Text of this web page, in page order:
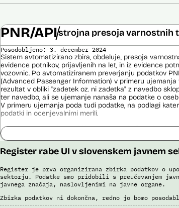
PNR/APIstrojna presoja varnostnih
Posodobljeno: 3. december 2024
Sistem avtomatizirano zbira, obdeluje, presoja
evidence potnikov, prijavljenih na let, in iz evidence
vozovnic. Po avtomatiziranem preverjanju podatkov
(Advanced Passenger Information) v primeru
rezultat v obliki "zadetek oz. ni zadetka" z navedbo
ter navedbo, ali se ujemanje nanaša na podatke o
V primeru ujemanja poda tudi podatke, na podlagi
podatki in ocenjevalnimi merili.
Ocenjevalna merila so oblikovana z analitično
indikatorji tveganja, ki predstavljajo posamezne
kaznivih dejanj oziroma njihovih žrtev ter zato
utemeljene razloge v posamičnem primeru posreduje
oziroma podatke potnikov iz sistema rezervacij
obdelave drugim enotam policije.
Uslužbenci nacionalne enote za informacije o potnikih
Register rabe UI v slovenskem javnem
Register je prva organizirana zbirka podatkov o
sektorju. Podatke smo pridobili s preučevanjem
javnega značaja, naslovljenimi na javne organe.
Zbirka podatkov ni dokončna, redno jo bomo